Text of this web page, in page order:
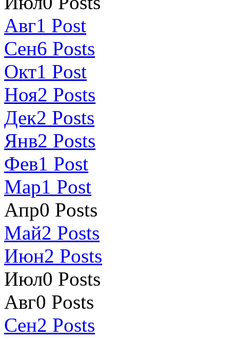
Авг1 Post
Сен6 Posts
Окт1 Post
Ноя2 Posts
Дек2 Posts
Янв2 Posts
Фев1 Post
Мар1 Post
Апр0 Posts
Май2 Posts
Июн2 Posts
Июл0 Posts
Авг0 Posts
Сен2 Posts